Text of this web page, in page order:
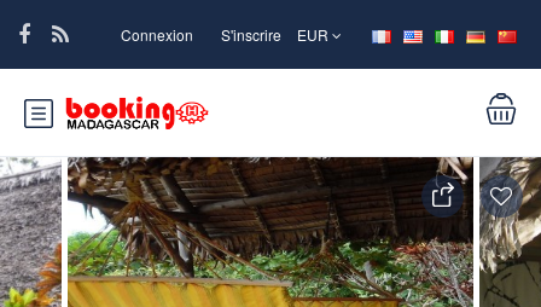
Connexion S'inscrire EUR